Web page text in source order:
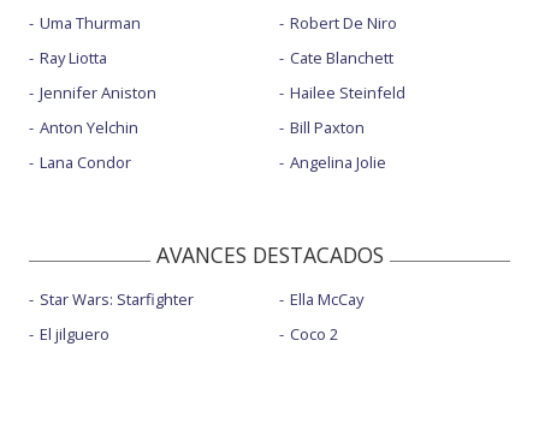
Uma Thurman
Ray Liotta
Jennifer Aniston
Anton Yelchin
Lana Condor
Robert De Niro
Cate Blanchett
Hailee Steinfeld
Bill Paxton
Angelina Jolie
AVANCES DESTACADOS
Star Wars: Starfighter
El jilguero
Ella McCay
Coco 2